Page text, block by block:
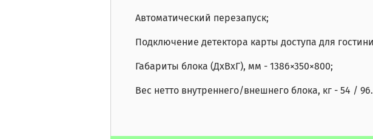
Автоматический перезапуск;
Подключение детектора карты доступа для
Габариты блока (ДхВхГ), мм - 1386×350×800;
Вес нетто внутреннего/внешнего блока, кг - 54 / 96.